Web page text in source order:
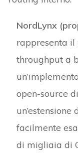
NordLynx
rappresenta
throughput a
open-source
facilmente
di migliaia di